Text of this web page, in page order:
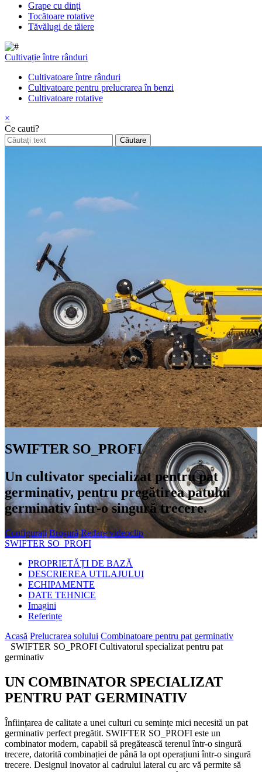
Grape cu dinți
Tocătoare rotative
Tăvălugi de tăiere
Cultivație între rânduri
Cultivatoare între rânduri
Cultivatoare pentru prelucrarea în benzi
Cultivatoare rotative
×
Ce cauti?
SWIFTER SO_PROFI
Un cultivator specializat pentru pat
germinativ, pentru pregătirea patului
germinativ într-o singură trecere.
Configurați Broşură Redare videoclip
SWIFTER SO_PROFI
PROPRIETĂȚI DE BAZĂ
DESCRIEREA UTILAJULUI
ECHIPAMENTE
DATE TEHNICE
Imagini
Referințe
Acasă Prelucrarea solului Combinatoare pentru pat germinativ
SWIFTER SO_PROFI Cultivatorul specializat pentru pat
germinativ
UN COMBINATOR SPECIALIZAT
PENTRU PAT GERMINATIV
Înființarea de calitate a unei culturi cu semințe mici necesită un pat
germinativ perfect pregătit. SWIFTER SO_PROFI este un
combinator modern, capabil să pregătească terenul într-o singură
trecere, datorită combinației de până la opt operațiuni într-o singură
trecere. Designul inovator al cadrului lateral cu arc vă permite să